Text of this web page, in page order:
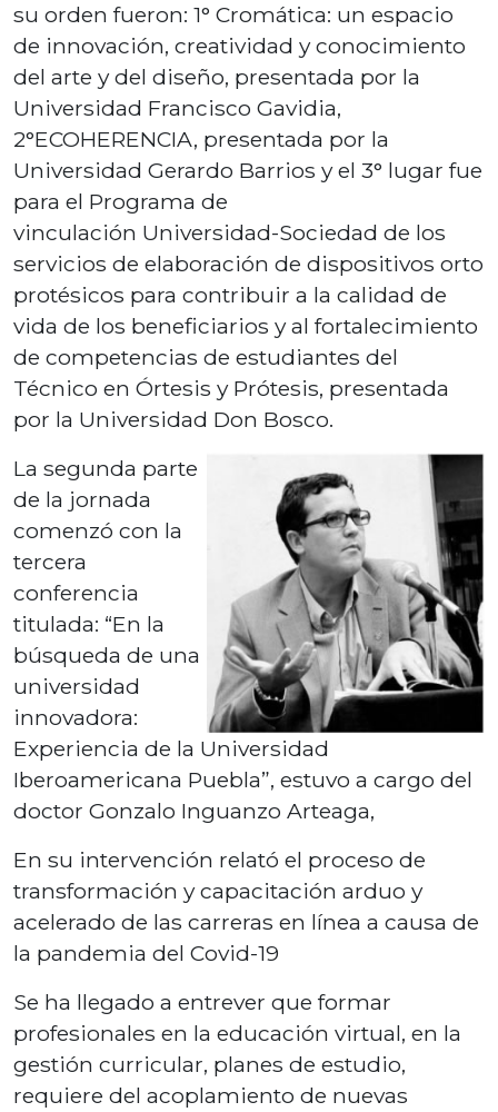
su orden fueron: 1° Cromática: un espacio
de innovación, creatividad y conocimiento
del arte y del diseño, presentada por la
Universidad Francisco Gavidia,
2°ECOHERENCIA, presentada por la
Universidad Gerardo Barrios y el 3° lugar fue
para el Programa de
vinculación Universidad-Sociedad de los
servicios de elaboración de dispositivos orto
protésicos para contribuir a la calidad de
vida de los beneficiarios y al fortalecimiento
de competencias de estudiantes del
Técnico en Órtesis y Prótesis, presentada
por la Universidad Don Bosco.
La segunda parte
de la jornada
comenzó con la
tercera
conferencia
titulada: “En la
búsqueda de una
universidad
innovadora:
Experiencia de la Universidad
Iberoamericana Puebla”, estuvo a cargo del
doctor Gonzalo Inguanzo Arteaga,
En su intervención relató el proceso de
transformación y capacitación arduo y
acelerado de las carreras en línea a causa de
la pandemia del Covid-19
Se ha llegado a entrever que formar
profesionales en la educación virtual, en la
gestión curricular, planes de estudio,
requiere del acoplamiento de nuevas